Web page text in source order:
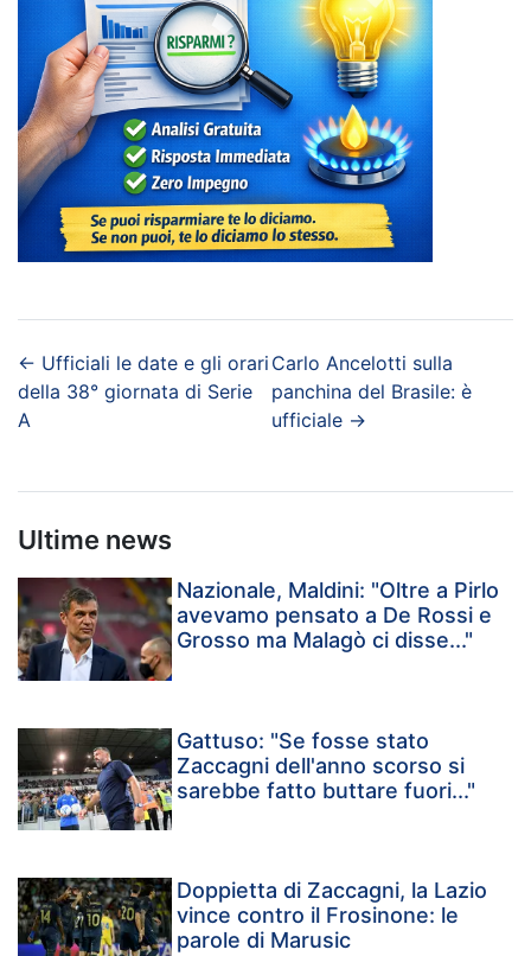
← Ufficiali le date e gli orari
della 38° giornata di Serie
A
Carlo Ancelotti sulla
panchina del Brasile: è
ufficiale→
Ultime news
Nazionale, Maldini: "Oltre a Pirlo
avevamo pensato a De Rossi e
Grosso ma Malagò ci disse..."
Gattuso: "Se fosse stato
Zaccagni dell'anno scorso si
sarebbe fatto buttare fuori..."
Doppietta di Zaccagni, la Lazio
vince contro il Frosinone: le
parole di Marusic